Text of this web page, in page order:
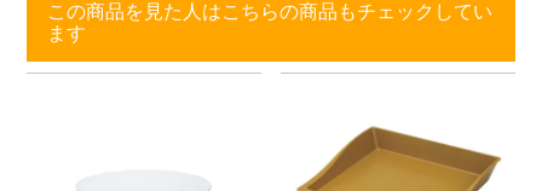
この商品を見た人はこちらの商品もチェックしてい
ます